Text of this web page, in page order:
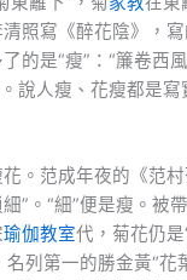
照寫《醉花陰》，
的是“瘦”：“簾卷西
說人瘦、花瘦都是寫
。范成年夜的《范
”。“細”便是瘦。被
瑜伽教室代，菊花仍是
列第一的勝金黃“花